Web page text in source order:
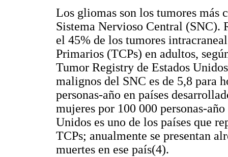
Los gliomas son los tumores más
Sistema Nervioso Central (SNC).
el 45% de los tumores
Primarios (TCPs) en adultos,
Tumor Registry de Estados
malignos del SNC es de 5,8 para
personas-año en países
mujeres por 100 000 personas-
Unidos es uno de los países que
TCPs; anualmente se presentan
muertes en ese país(4).